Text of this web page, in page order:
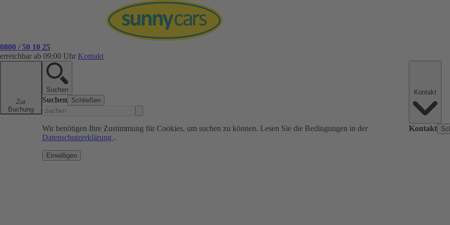
0800 / 50 10 25
erreichbar ab 09:00 Uhr Kontakt
Zur
Buchung
Suchen
Suchen Schließen
Wir benötigen Ihre Zustimmung für Cookies, um suchen zu können. Lesen Sie die Bedingungen in der
Datenschutzerklärung .
Einwilligen
Kontakt